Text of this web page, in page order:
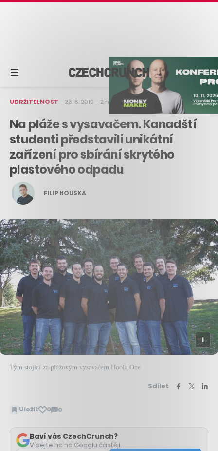
UDRŽITELNOST – 26. 6. 2019 – 2 min čtení
Na pláže s vysavačem. Kanadští
studenti představili unikátní
zařízení pro sbírání skrytého
plastového odpadu
FILIP HOUSKA
Tým stojící za plážovým vysavačem Hoola One
Sdílet
Uložit 0 0
Zobrazit
Baví vás CzechCrunch?
Vídejte ho na Googlu častěji.